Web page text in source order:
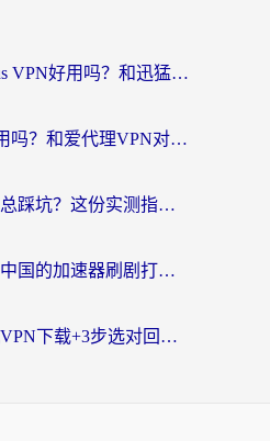
海外党必看：Malus VPN好用吗？和迅猛兔VPN对比哪个回国效果更好？附真实体验与避坑指南
Quickback VPN好用吗？和爱代理VPN对比哪个回国效果更好？
海外翻墙回国电脑总踩坑？这份实测指南帮你选对加速器（附ChickCNinitapMalus对比）
人在韩国，怎么用中国的加速器刷剧打游戏？这份真实体验指南给你答案
海外党必看：手机VPN下载+3步选对回国加速器，无缝刷国内资源不再愁